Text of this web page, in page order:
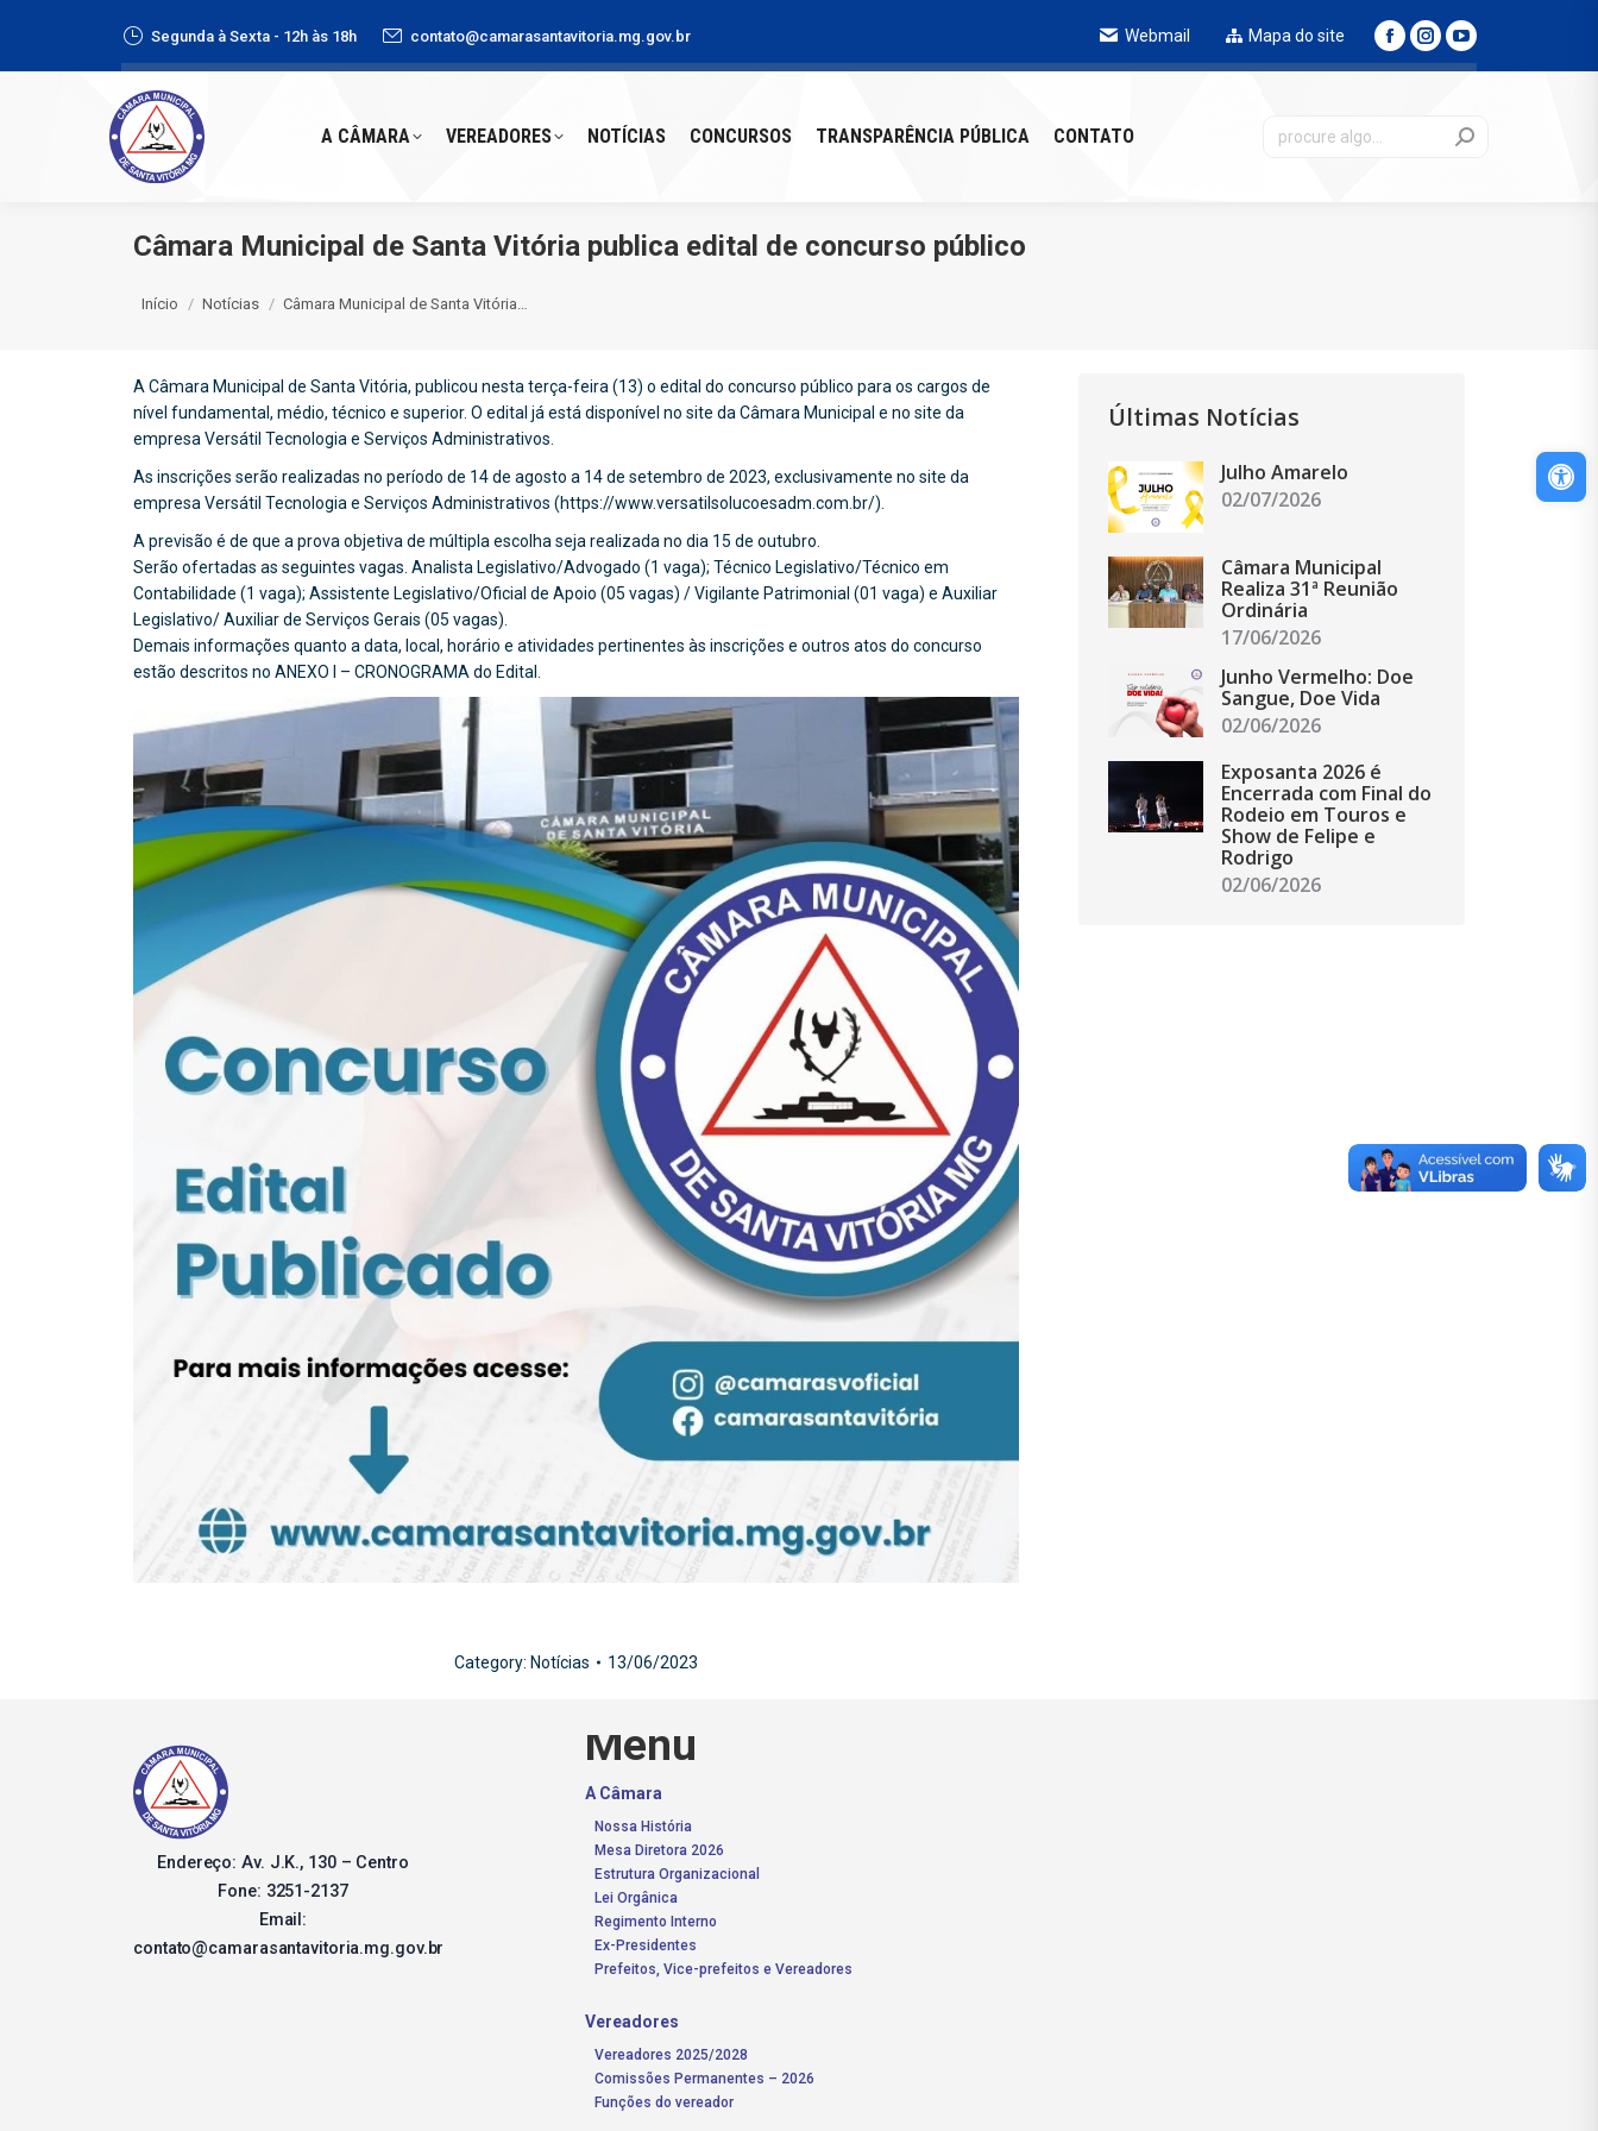
Segunda à Sexta - 12h às 18h contato@camarasantavitoria.mg.gov.br Webmail Mapa do site
A CÂMARA VEREADORES NOTÍCIAS CONCURSOS TRANSPARÊNCIA PÚBLICA CONTATO
Câmara Municipal de Santa Vitória publica edital de concurso público
Início Notícias Câmara Municipal de Santa Vitória…
A Câmara Municipal de Santa Vitória, publicou nesta terça-feira (13) o edital do concurso público para os cargos de
nível fundamental, médio, técnico e superior. O edital já está disponível no site da Câmara Municipal e no site da
empresa Versátil Tecnologia e Serviços Administrativos.
As inscrições serão realizadas no período de 14 de agosto a 14 de setembro de 2023, exclusivamente no site da
empresa Versátil Tecnologia e Serviços Administrativos (https://www.versatilsolucoesadm.com.br/).
A previsão é de que a prova objetiva de múltipla escolha seja realizada no dia 15 de outubro.
Serão ofertadas as seguintes vagas. Analista Legislativo/Advogado (1 vaga); Técnico Legislativo/Técnico em
Contabilidade (1 vaga); Assistente Legislativo/Oficial de Apoio (05 vagas) / Vigilante Patrimonial (01 vaga) e Auxiliar
Legislativo/ Auxiliar de Serviços Gerais (05 vagas).
Demais informações quanto a data, local, horário e atividades pertinentes às inscrições e outros atos do concurso
estão descritos no ANEXO I – CRONOGRAMA do Edital.
Category: Notícias 13/06/2023
Últimas Notícias
Julho Amarelo
02/07/2026
Câmara Municipal
Realiza 31ª Reunião
Ordinária
17/06/2026
Junho Vermelho: Doe
Sangue, Doe Vida
02/06/2026
Exposanta 2026 é
Encerrada com Final do
Rodeio em Touros e
Show de Felipe e
Rodrigo
02/06/2026
Endereço: Av. J.K., 130 – Centro
Fone: 3251-2137
Email:
contato@camarasantavitoria.mg.gov.br
Menu
A Câmara
Nossa História
Mesa Diretora 2026
Estrutura Organizacional
Lei Orgânica
Regimento Interno
Ex-Presidentes
Prefeitos, Vice-prefeitos e Vereadores
Vereadores
Vereadores 2025/2028
Comissões Permanentes – 2026
Funções do vereador
A CÂMARA VEREADORES NOTÍCIAS CONCURSOS CONTATO